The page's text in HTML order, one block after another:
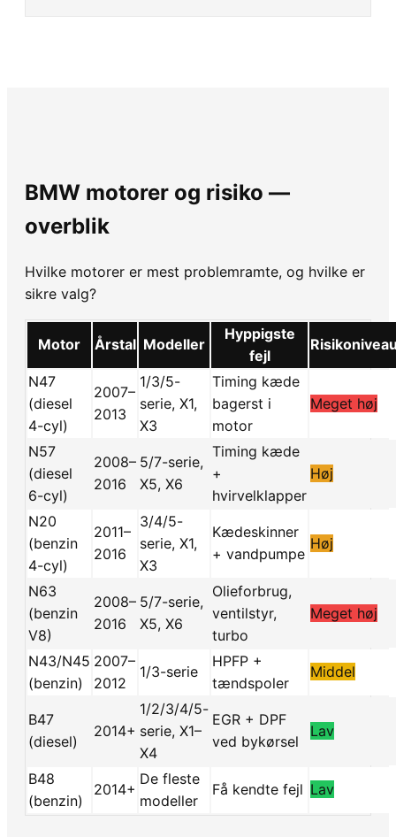
BMW motorer og risiko —
overblik
Hvilke motorer er mest problemramte, og hvilke er
sikre valg?
Motor Årstal Modeller
Hyppigste
fejl
N47
(diesel
4-cyl)
2007–
2013
1/3/5-
serie, X1,
X3
Timing kæde
bagerst i
motor
Meget høj
N57
(diesel
6-cyl)
2008–
2016
5/7-serie,
X5, X6
Timing kæde
+
hvirvelklapper
Høj
N20
(benzin
4-cyl)
2011–
2016
3/4/5-
serie, X1,
X3
Kædeskinner
+ vandpumpe
Høj
N63
(benzin
V8)
2008–
2016
5/7-serie,
X5, X6
Olieforbrug,
ventilstyr,
turbo
Meget høj
N43/N45
(benzin)
2007–
2012
1/3-serie
HPFP +
tændspoler
Middel
B47
(diesel)
2014+
1/2/3/4/5-
serie, X1–
X4
EGR + DPF
ved bykørsel
Lav
B48
(benzin)
2014+
De fleste
modeller
Få kendte fejl Lav